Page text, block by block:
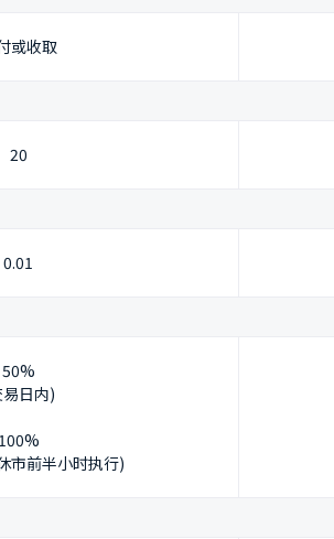
或收取
20
0.01
50%
日内)
100%
市前半小时执行)